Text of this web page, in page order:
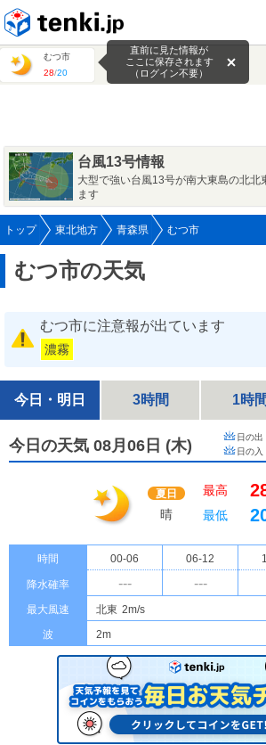
むつ市
28/20
直前に見た情報が
ここに保存されます
（ログイン不要）
台風13号情報
大型で強い台風13号が南大東島の北北
ます
トップ 東北地方 青森県 むつ市
むつ市の天気
むつ市に注意報が出ています
濃霧
今日・明日 3時間 1時間
今日の天気 08月06日 (木) 日の出
日の入
夏日
晴
最高
最低
時間 00-06 06-12
降水確率 --- ---
最大風速 北東 2m/s
波
2m